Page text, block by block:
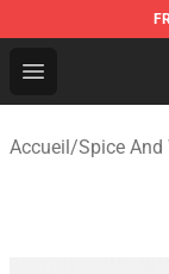
Open menu
Spice And
Accueil/Spice